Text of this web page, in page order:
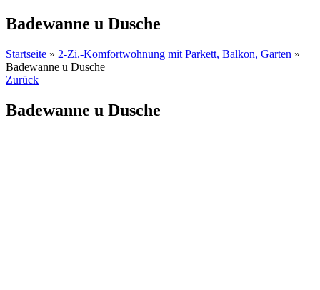
Badewanne u Dusche
Startseite » 2-Zi.-Komfortwohnung mit Parkett, Balkon, Garten »
Badewanne u Dusche
Zurück
Badewanne u Dusche